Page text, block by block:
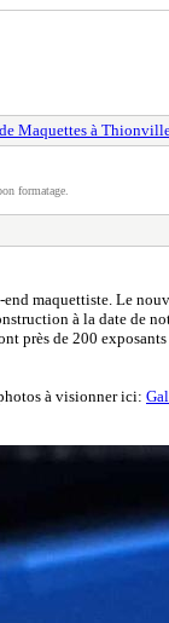
Maquettes à
formatage.
maquettiste. Le
à la date de
près de 200
à visionner ici: